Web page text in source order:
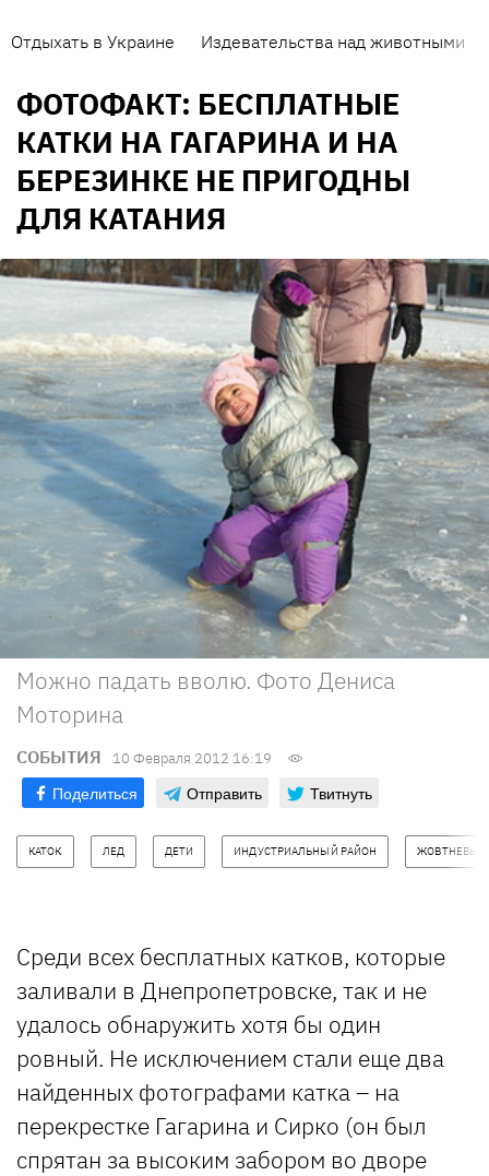
Отдыхать в Украине Издевательства над животными
ФОТОФАКТ: БЕСПЛАТНЫЕ
КАТКИ НА ГАГАРИНА И НА
БЕРЕЗИНКЕ НЕ ПРИГОДНЫ
ДЛЯ КАТАНИЯ
Можно падать вволю. Фото Дениса
Моторина
СОБЫТИЯ 10 Февраля 2012 16:19
Поделиться Отправить Твитнуть
КАТОК ЛЕД ДЕТИ ИНДУСТРИАЛЬНЫЙ РАЙОН ЖОВТНЕВЫЙ
Среди всех бесплатных катков, которые
заливали в Днепропетровске, так и не
удалось обнаружить хотя бы один
ровный. Не исключением стали еще два
найденных фотографами катка – на
перекрестке Гагарина и Сирко (он был
спрятан за высоким забором во дворе